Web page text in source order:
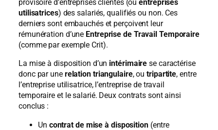
provisoire d’entreprises clientes (ou entreprises
utilisatrices) des salariés, qualifiés ou non. Ces
derniers sont embauchés et perçoivent leur
rémunération d’une Entreprise de Travail Temporaire
(comme par exemple Crit).
La mise à disposition d’un intérimaire se caractérise
donc par une relation triangulaire, outripartite, entre
l’entreprise utilisatrice, l’entreprise de travail
temporaire et le salarié. Deux contrats sont ainsi
conclus :
Un contrat de mise à disposition(entre